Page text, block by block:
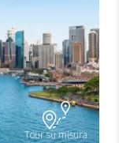
Tour su misura